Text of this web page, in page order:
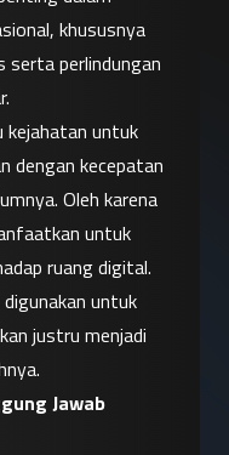
khususnya
serta perlindungan
kejahatan untuk
dengan kecepatan
Oleh karena
untuk
ruang digital.
untuk
justru menjadi
Jawab